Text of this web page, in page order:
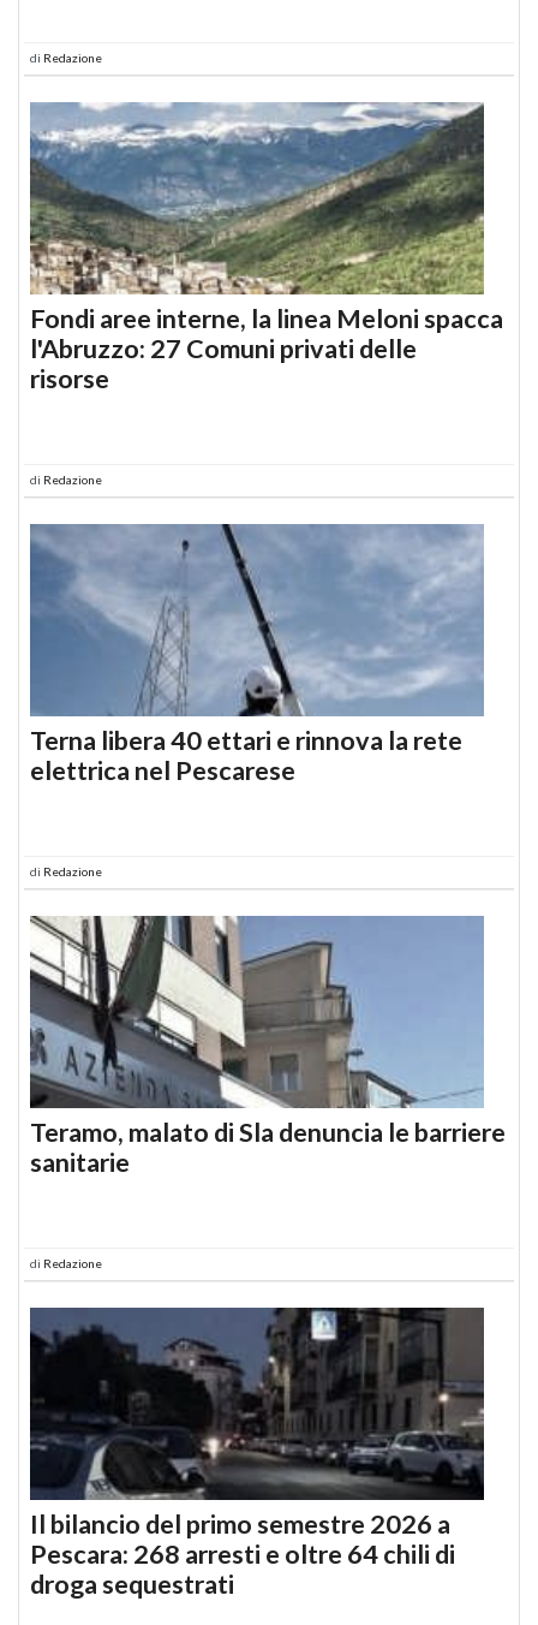
di Redazione
Fondi aree interne, la linea Meloni spacca
l'Abruzzo: 27 Comuni privati delle
risorse
di Redazione
Terna libera 40 ettari e rinnova la rete
elettrica nel Pescarese
di Redazione
Teramo, malato di Sla denuncia le barriere
sanitarie
di Redazione
Il bilancio del primo semestre 2026 a
Pescara: 268 arresti e oltre 64 chili di
droga sequestrati